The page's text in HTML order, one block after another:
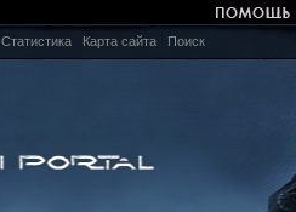
Статистика Карта сайта Поиск